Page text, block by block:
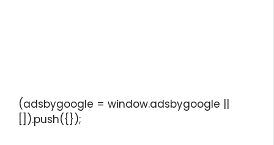
(adsbygoogle = window.adsbygoogle ||
[]).push({});